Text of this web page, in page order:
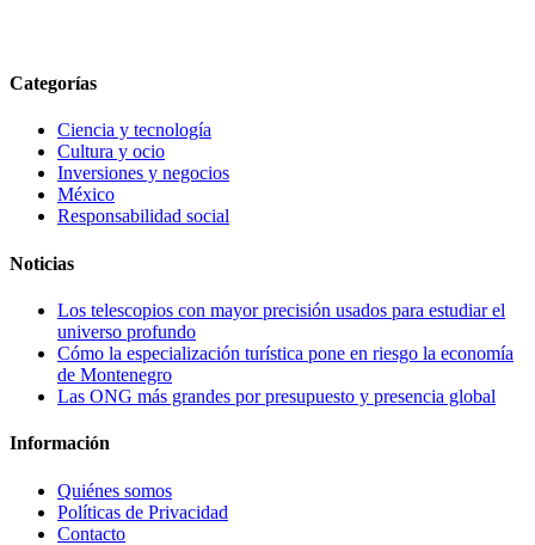
Categorías
Ciencia y tecnología
Cultura y ocio
Inversiones y negocios
México
Responsabilidad social
Noticias
Los telescopios con mayor precisión usados para estudiar el
universo profundo
Cómo la especialización turística pone en riesgo la economía
de Montenegro
Las ONG más grandes por presupuesto y presencia global
Información
Quiénes somos
Políticas de Privacidad
Contacto